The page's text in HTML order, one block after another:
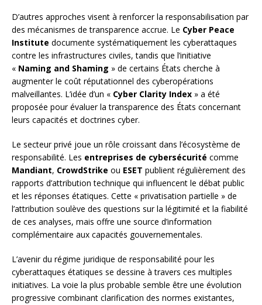
D’autres approches visent à renforcer la responsabilisation par
des mécanismes de transparence accrue. Le Cyber Peace
Institute documente systématiquement les cyberattaques
contre les infrastructures civiles, tandis que l’initiative
« Naming and Shaming » de certains États cherche à
augmenter le coût réputationnel des cyberopérations
malveillantes. L’idée d’un « Cyber Clarity Index » a été
proposée pour évaluer la transparence des États concernant
leurs capacités et doctrines cyber.
Le secteur privé joue un rôle croissant dans l’écosystème de
responsabilité. Les entreprises de cybersécurité comme
Mandiant, CrowdStrike ou ESET publient régulièrement des
rapports d’attribution technique qui influencent le débat public
et les réponses étatiques. Cette « privatisation partielle » de
l’attribution soulève des questions sur la légitimité et la fiabilité
de ces analyses, mais offre une source d’information
complémentaire aux capacités gouvernementales.
L’avenir du régime juridique de responsabilité pour les
cyberattaques étatiques se dessine à travers ces multiples
initiatives. La voie la plus probable semble être une évolution
progressive combinant clarification des normes existantes,